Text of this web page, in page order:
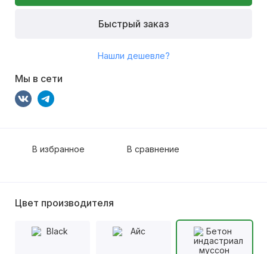
Быстрый заказ
Нашли дешевле?
Мы в сети
В избранное В сравнение
Цвет производителя